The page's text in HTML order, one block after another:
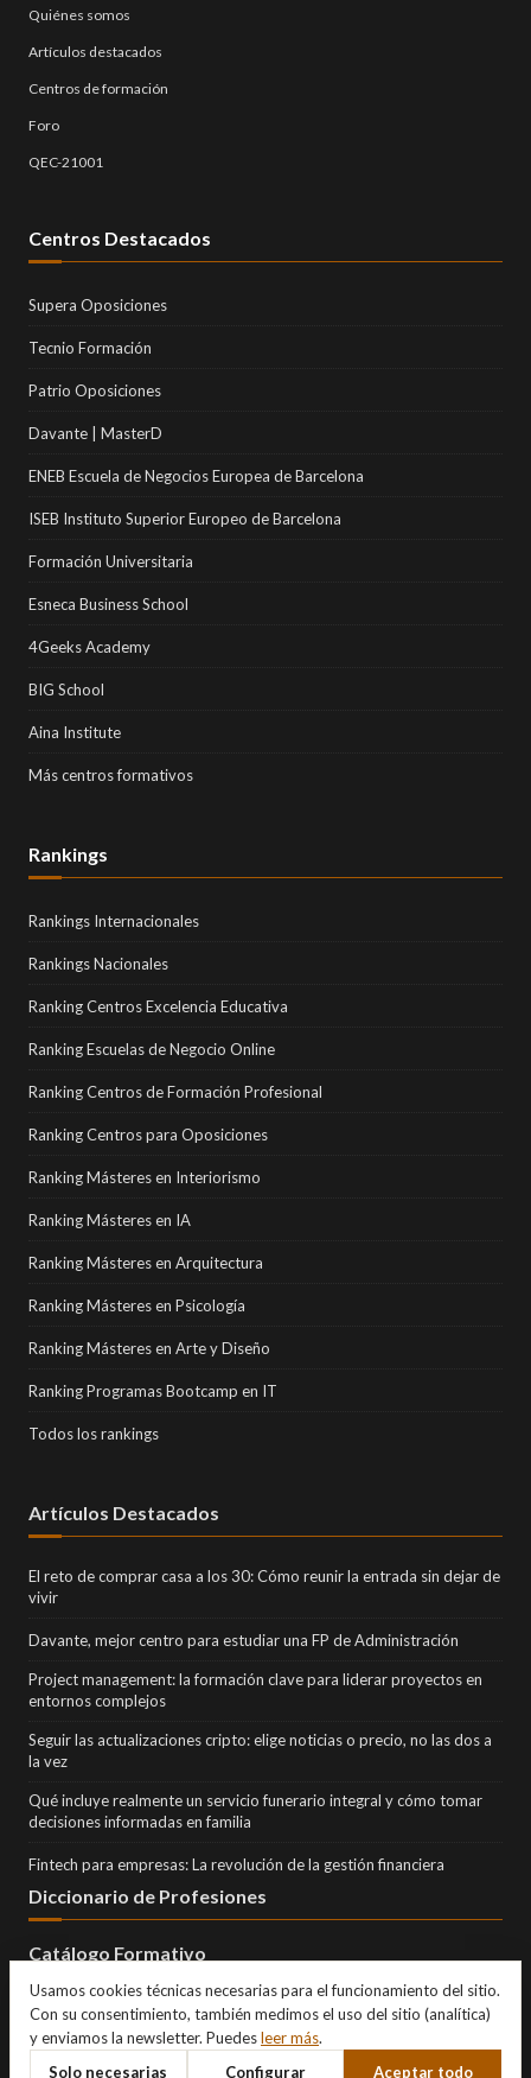
Quiénes somos
Artículos destacados
Centros de formación
Foro
QEC-21001
Centros Destacados
Supera Oposiciones
Tecnio Formación
Patrio Oposiciones
Davante | MasterD
ENEB Escuela de Negocios Europea de Barcelona
ISEB Instituto Superior Europeo de Barcelona
Formación Universitaria
Esneca Business School
4Geeks Academy
BIG School
Aina Institute
Más centros formativos
Rankings
Rankings Internacionales
Rankings Nacionales
Ranking Centros Excelencia Educativa
Ranking Escuelas de Negocio Online
Ranking Centros de Formación Profesional
Ranking Centros para Oposiciones
Ranking Másteres en Interiorismo
Ranking Másteres en IA
Ranking Másteres en Arquitectura
Ranking Másteres en Psicología
Ranking Másteres en Arte y Diseño
Ranking Programas Bootcamp en IT
Todos los rankings
Artículos Destacados
El reto de comprar casa a los 30: Cómo reunir la entrada sin dejar de
vivir
Davante, mejor centro para estudiar una FP de Administración
Project management: la formación clave para liderar proyectos en
entornos complejos
Seguir las actualizaciones cripto: elige noticias o precio, no las dos a
la vez
Qué incluye realmente un servicio funerario integral y cómo tomar
decisiones informadas en familia
Fintech para empresas: La revolución de la gestión financiera
Diccionario de Profesiones
Catálogo Formativo
Usamos cookies técnicas necesarias para el funcionamiento del sitio.
Con su consentimiento, también medimos el uso del sitio (analítica)
y enviamos la newsletter. Puedesleer más.
Solo necesarias
Configurar Aceptar todo